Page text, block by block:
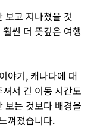
보고 지나쳤을 것
씬 더 뜻깊은 여행
야기, 캐나다에 대
서 긴 이동 시간도
보는 것보다 배경을
껴졌습니다.